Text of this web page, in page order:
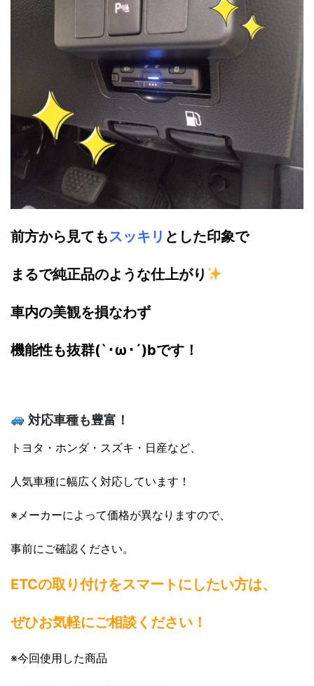
前方から見てもスッキリ とした印象で
まるで純正品のような仕上がり
車内の美観を損なわず
機能性も抜群(`･ω･´)bです！
対応車種も豊富！
トヨタ・ホンダ・スズキ・日産など、
人気車種に幅広く対応しています！
※メーカーによって価格が異なりますので、
事前にご確認ください。
ETCの取り付けをスマートにしたい方は、
ぜひお気軽にご相談ください！
※今回使用した商品